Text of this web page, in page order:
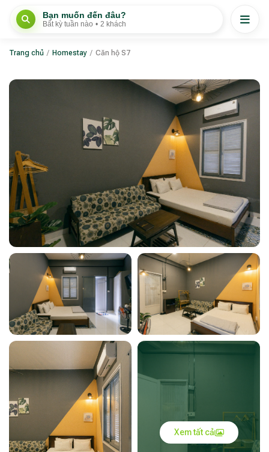
Bạn muốn đến đâu?
Bất kỳ tuần nào • 2 khách
Trang chủ / Homestay / Căn hộ S7
Xem tất cả